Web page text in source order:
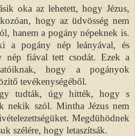
oka az lehetett, hogy Jézus,
hogy az üdvösség nem
hanem a pogány népeknek is.
a pogány nép leányával, és
nép fiával tett csodát. Ezek a
hogy a pogányok
tevékenységéből.
tudták, úgy hitték, hogy s
nekik szól. Mintha Jézus nem
Megdühödnek
szélére, hogy letaszítsák.